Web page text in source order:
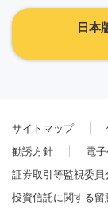
日本
サイトマップ
勧誘方針
電
証券取引等監視委員
投資信託に関する留